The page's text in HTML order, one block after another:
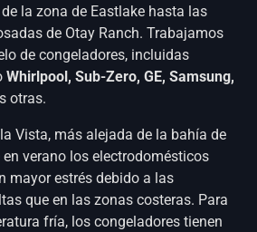
la zona de Eastlake hasta las
de Otay Ranch. Trabajamos
de congeladores, incluidas
Whirlpool, Sub-Zero, GE, Samsung,
otras.
Vista, más alejada de la bahía de
verano los electrodomésticos
mayor estrés debido a las
que en las zonas costeras. Para
fría, los congeladores tienen